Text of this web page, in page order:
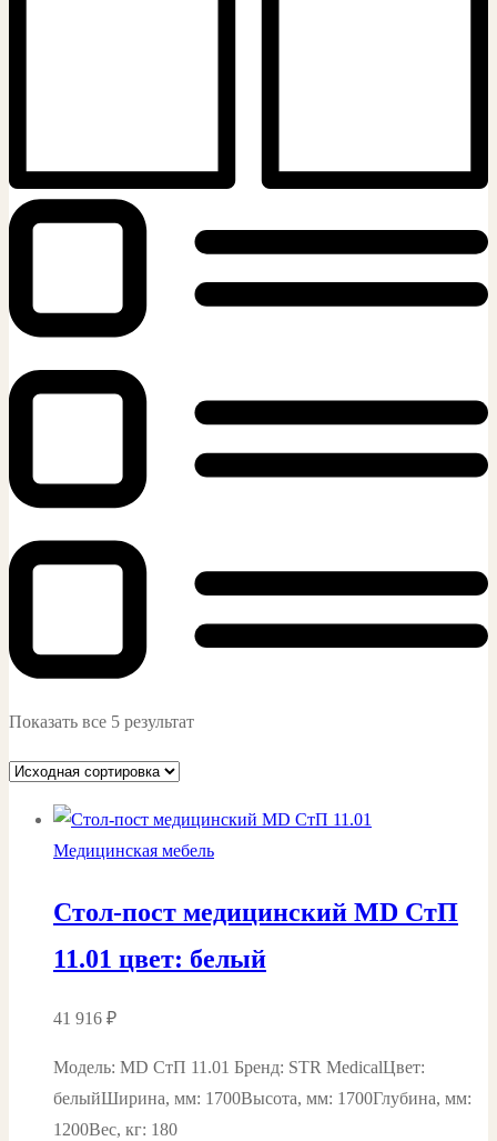
Показать все 5 результат
Медицинская мебель
Стол-пост медицинский MD СтП
11.01 цвет: белый
41 916 ₽
Модель: MD СтП 11.01 Бренд: STR MedicalЦвет:
белыйШирина, мм: 1700Высота, мм: 1700Глубина, мм:
1200Вес, кг: 180